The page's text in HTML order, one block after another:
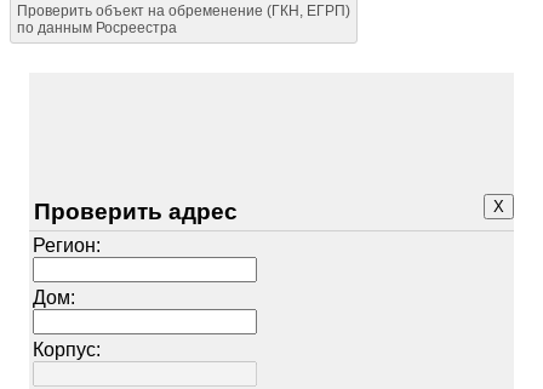
Проверить объект на обременение (ГКН, ЕГРП)
по данным Росреестра
X
Проверить адрес
Регион:
Дом:
Корпус: